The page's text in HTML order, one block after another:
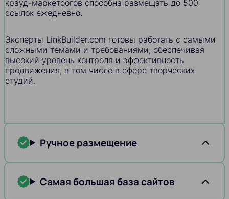
крауд-маркетоогов способна размещать до 500
ссылок ежедневно.
Эксперты LinkBuilder.com готовы работать с самыми
сложными темами и требованиями, обеспечивая
высокий уровень контроля и эффективность
продвижения, в том числе в сфере творческих
студий.
Ручное размещение
Самая большая база сайтов